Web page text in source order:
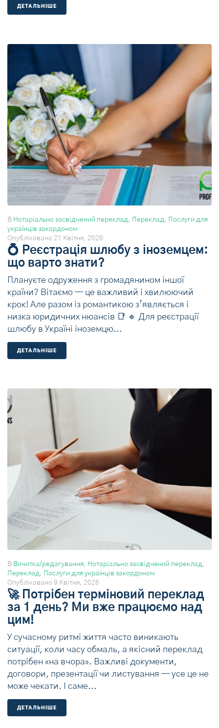
ДЕТАЛЬНIШЕ
В Нотаріально засвідчений переклад, Переклад,
Послуги для
українців закордоном
Опубліковано 21 Квітня, 2026
💍 Реєстрація шлюбу з іноземцем:
що варто знати?
Плануєте одруження з громадянином іншої
країни? Вітаємо — це важливий і хвилюючий
крок! Але разом із романтикою з’являється і
низка юридичних нюансів 📑 🔹 Для реєстрації
шлюбу в Україні іноземцю...
ДЕТАЛЬНIШЕ
В Вичитка/редагування, Нотаріально засвідчений переклад,
Переклад,
Послуги для українців закордоном
Опубліковано 9 Квітня, 2026
🚀 Потрібен терміновий переклад
за 1 день? Ми вже працюємо над
цим!
У сучасному ритмі життя часто виникають
ситуації, коли часу обмаль, а якісний переклад
потрібен «на вчора». Важливі документи,
договори, презентації чи листування — усе це не
може чекати. І саме...
ДЕТАЛЬНIШЕ